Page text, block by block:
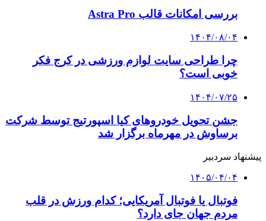
بررسی امکانات قالب Astra Pro
۱۴۰۴/۰۸/۰۴
چرا طراحی سایت لوازم ورزشی در کرج فکر
خوبی است؟
۱۴۰۴/۰۷/۲۵
جشن تحویل خودروهای کیا اسپورتیج توسط شرکت
برساوش در مهرماه برگزار شد
پیشنهاد سردبیر
۱۴۰۵/۰۴/۰۴
فوتبال یا فوتبال آمریکایی؛ کدام ورزش در قلب
مردم جهان جای دارد؟